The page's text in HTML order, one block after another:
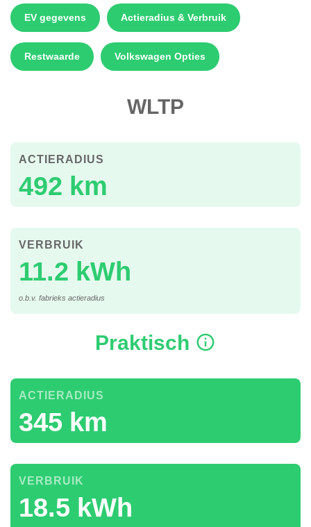
EV gegevens Actieradius & Verbruik
Restwaarde Volkswagen Opties
WLTP
492 km
ACTIERADIUS
11.2 kWh
VERBRUIK
o.b.v. fabrieks actieradius
Praktisch
345 km
ACTIERADIUS
18.5 kWh
VERBRUIK